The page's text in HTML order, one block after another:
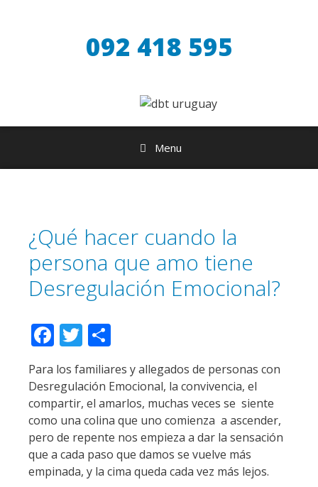
092 418 595
Menu
¿Qué hacer cuando la
persona que amo tiene
Desregulación Emocional?
F
ac
e
b
o
o
k
T
w
itt
er
m
p
ar
ti
r
Para los familiares y allegados de personas con
Desregulación Emocional, la convivencia, el
compartir, el amarlos, muchas veces se siente
como una colina que uno comienza a ascender,
pero de repente nos empieza a dar la sensación
que a cada paso que damos se vuelve más
empinada, y la cima queda cada vez más lejos.